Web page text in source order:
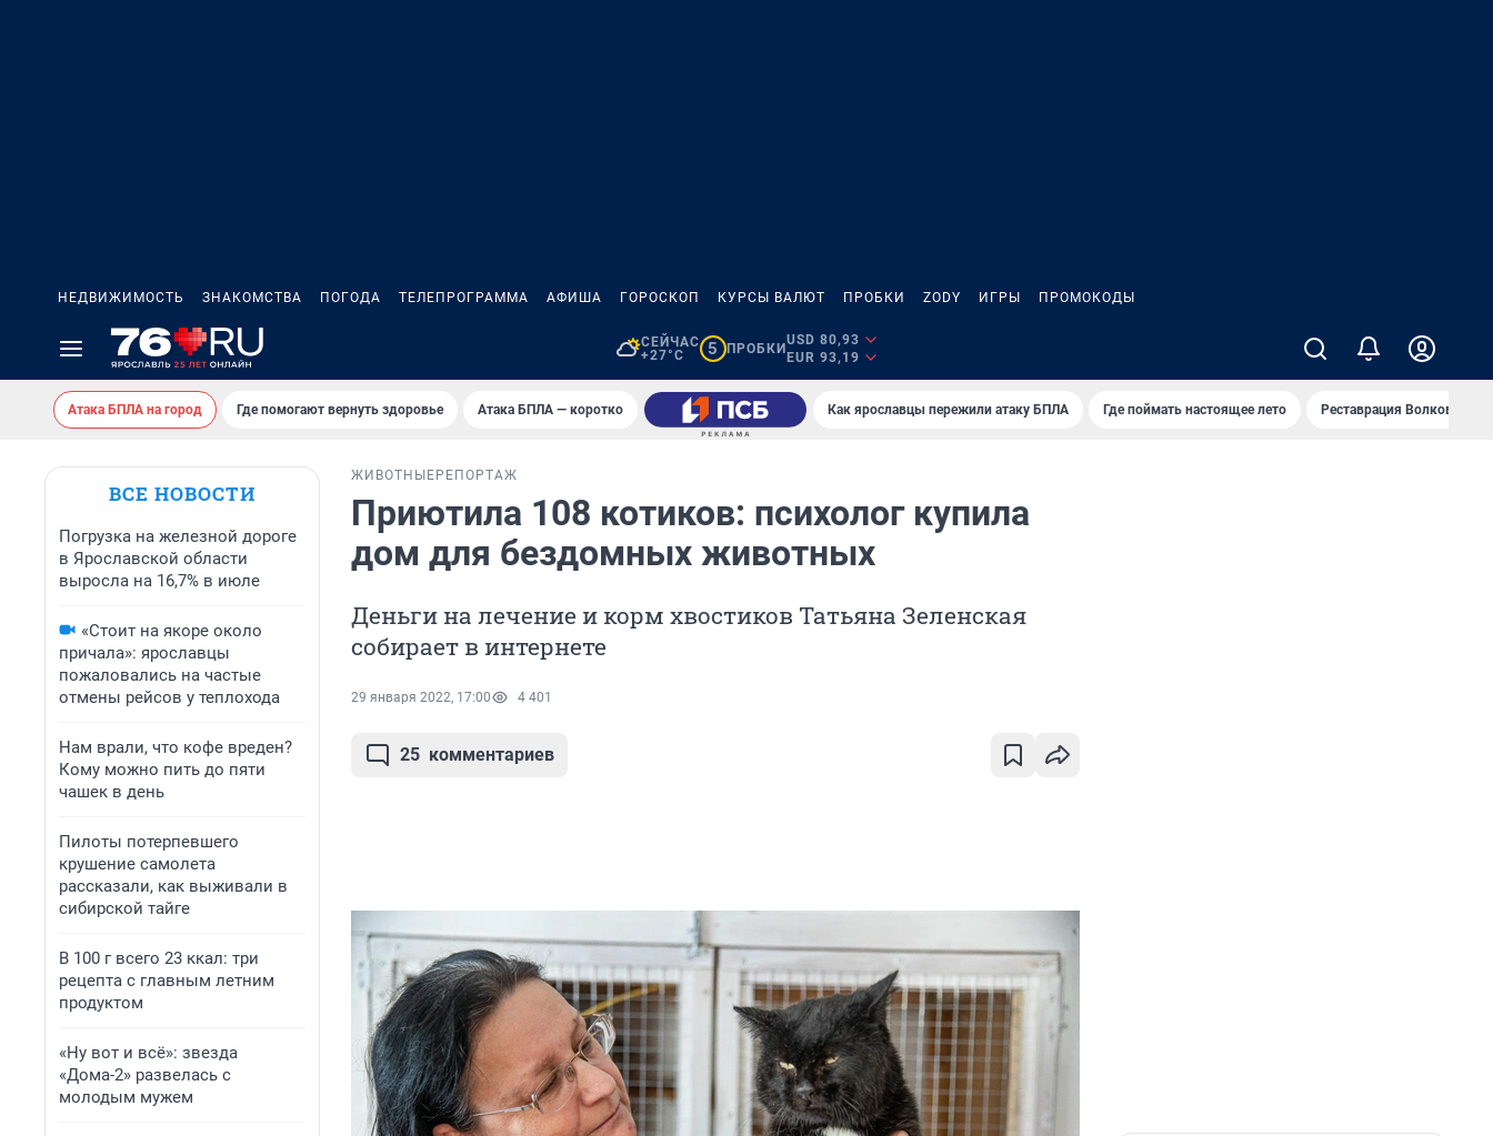
НЕДВИЖИМОСТЬ ЗНАКОМСТВА ПОГОДА ТЕЛЕПРОГРАММА АФИША ГОРОСКОП КУРСЫ ВАЛЮТ ПРОБКИ ZODY ИГРЫ ПРОМОКОДЫ
СЕЙЧАС
+27°C
5 ПРОБКИ
USD 80,93
EUR 93,19
Атака БПЛА на город Где помогают вернуть здоровье Атака БПЛА — коротко Как ярославцы пережили атаку БПЛА Где поймать настоящее лето Реставрация Волковского
ВСЕ НОВОСТИ
Погрузка на железной дороге
в Ярославской области
выросла на 16,7% в июле
«Стоит на якоре около
причала»: ярославцы
пожаловались на частые
отмены рейсов у теплохода
Нам врали, что кофе вреден?
Кому можно пить до пяти
чашек в день
Пилоты потерпевшего
крушение самолета
рассказали, как выживали в
сибирской тайге
В 100 г всего 23 ккал: три
рецепта с главным летним
продуктом
«Ну вот и всё»: звезда
«Дома-2» развелась с
молодым мужем
ЖИВОТНЫЕ РЕПОРТАЖ
Приютила 108 котиков: психолог купила
дом для бездомных животных
Деньги на лечение и корм хвостиков Татьяна Зеленская
собирает в интернете
29 января 2022, 17:00 4 401
25 комментариев